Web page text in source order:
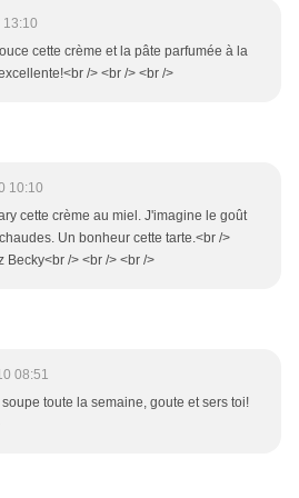
cette crème et la pâte parfumée à la
/> <br /> <br />
10:10
cette crème au miel. J'imagine le goût
Un bonheur cette tarte.<br />
Becky<br /> <br /> <br />
08:51
toute la semaine, goute et sers toi!